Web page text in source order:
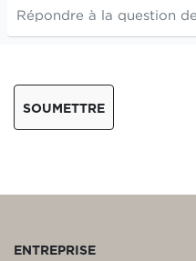
SOUMETTRE
ENTREPRISE